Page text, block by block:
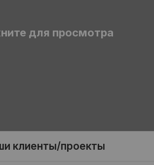
для просмотра
клиенты/проекты